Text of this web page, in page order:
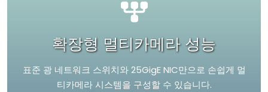
확장형 멀티카메라 성능
표준 광 네트워크 스위치와 25GigE NIC만으로 손쉽게 멀
티카메라 시스템을 구성할 수 있습니다.